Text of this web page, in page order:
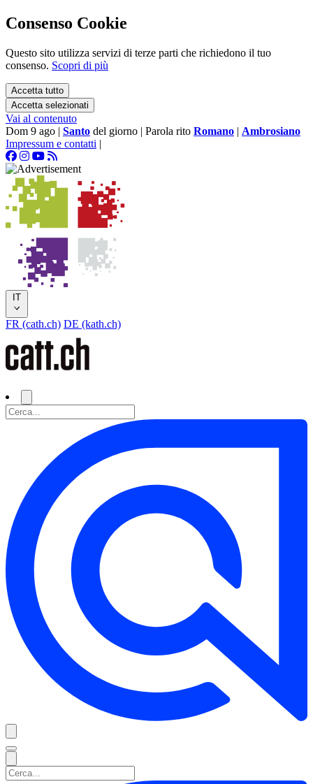
Consenso Cookie
Questo sito utilizza servizi di terze parti che richiedono il tuo
consenso. Scopri di più
Accetta tutto
Accetta selezionati
Vai al contenuto
Dom 9 ago | Santo del giorno | Parola rito Romano | Ambrosiano
Impressum e contatti |
IT
FR (cath.ch) DE (kath.ch)